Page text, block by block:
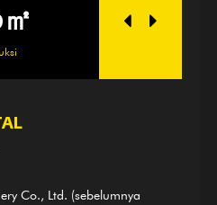
Co., Ltd. (sebelumnya